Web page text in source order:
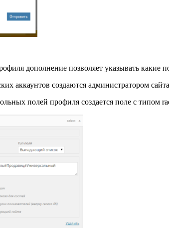
дополнение позволяет указывать какие
аккаунтов создаются администратором
полей профиля создается поле с типом